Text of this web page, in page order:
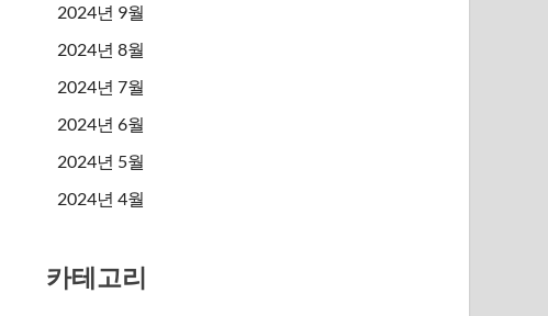
2024년 9월
2024년 8월
2024년 7월
2024년 6월
2024년 5월
2024년 4월
카테고리